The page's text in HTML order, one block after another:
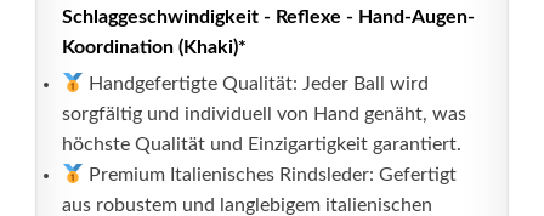
Schlaggeschwindigkeit - Reflexe - Hand-Augen-
Koordination (Khaki)*
Handgefertigte Qualität: Jeder Ball wird
sorgfältig und individuell von Hand genäht, was
höchste Qualität und Einzigartigkeit garantiert.
Premium Italienisches Rindsleder: Gefertigt
aus robustem und langlebigem italienischen